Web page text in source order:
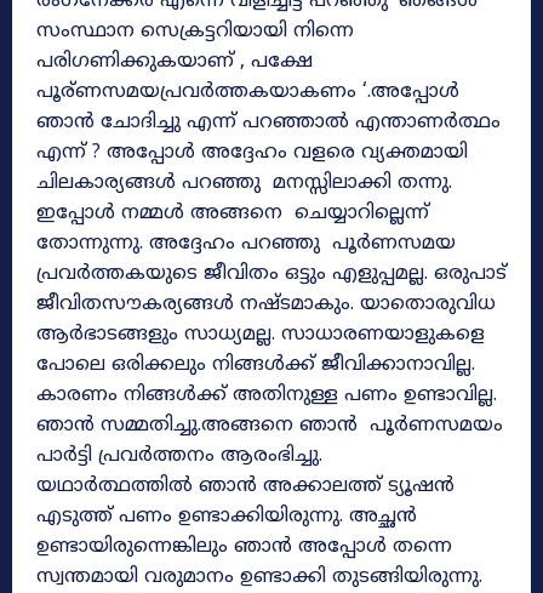
സംസ്ഥാന സെക്രട്ടറിയായി നിന്നെ
പരിഗണിക്കുകയാണ് , പക്ഷേ
പൂര്ണസമയപ്രവർത്തകയാകണം ‘.അപ്പോൾ
ഞാൻ ചോദിച്ചു എന്ന് പറഞ്ഞാൽ എന്താണർത്ഥം
എന്ന് ? അപ്പോൾ അദ്ദേഹം വളരെ വ്യക്തമായി
ചിലകാര്യങ്ങൾ പറഞ്ഞു മനസ്സിലാക്കി തന്നു.
ഇപ്പോൾ നമ്മൾ അങ്ങനെ ചെയ്യാറില്ലെന്ന്
തോന്നുന്നു. അദ്ദേഹം പറഞ്ഞു പൂർണസമയ
പ്രവർത്തകയുടെ ജീവിതം ഒട്ടും എളുപ്പമല്ല. ഒരുപാട്
ജീവിതസൗകര്യങ്ങൾ നഷ്ടമാകും. യാതൊരുവിധ
ആർഭാടങ്ങളും സാധ്യമല്ല. സാധാരണയാളുകളെ
പോലെ ഒരിക്കലും നിങ്ങൾക്ക് ജീവിക്കാനാവില്ല.
കാരണം നിങ്ങൾക്ക് അതിനുള്ള പണം ഉണ്ടാവില്ല.
ഞാൻ സമ്മതിച്ചു.അങ്ങനെ ഞാൻ പൂർണസമയം
പാർട്ടി പ്രവർത്തനം ആരംഭിച്ചു.
യഥാർത്ഥത്തിൽ ഞാൻ അക്കാലത്ത് ട്യൂഷൻ
എടുത്ത് പണം ഉണ്ടാക്കിയിരുന്നു. അച്ഛൻ
ഉണ്ടായിരുന്നെങ്കിലും ഞാൻ അപ്പോൾ തന്നെ
സ്വന്തമായി വരുമാനം ഉണ്ടാക്കി തുടങ്ങിയിരുന്നു.